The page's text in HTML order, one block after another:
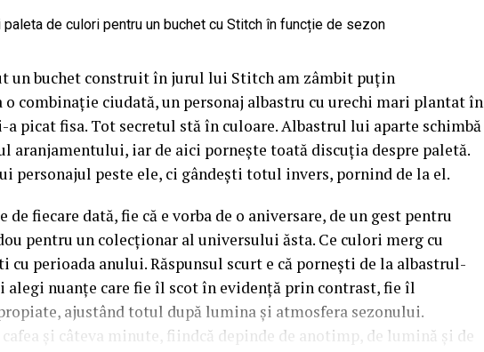
un buchet construit în jurul lui Stitch am zâmbit puțin
o combinație ciudată, un personaj albastru cu urechi mari plantat în
picat fisa. Tot secretul stă în culoare. Albastrul lui aparte schimbă
aranjamentului, iar de aici pornește toată discuția despre paletă.
personajul peste ele, ci gândești totul invers, pornind de la el.
de fiecare dată, fie că e vorba de o aniversare, de un gest pentru
pentru un colecționar al universului ăsta. Ce culori merg cu
perioada anului. Răspunsul scurt e că pornești de la albastrul-
alegi nuanțe care fie îl scot în evidență prin contrast, fie îl
ajustând totul după lumina și atmosfera sezonului.
și câteva minute, fiindcă depinde de anotimp, de lumină și de